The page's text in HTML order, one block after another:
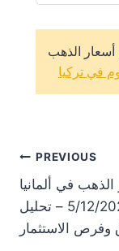
أسعار الذهب
في تركيا
PREVIOUS
الذهب في ألمانيا
اليوم 5/12/2026 – تحليل
وفرص الاستثمار